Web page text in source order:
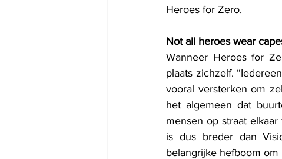
Heroes for Zero.
Not all heroes wear
Wanneer Heroes for
plaats zichzelf.
vooral versterken om
het algemeen dat
mensen op straat
is dus breder dan
belangrijke hefboom